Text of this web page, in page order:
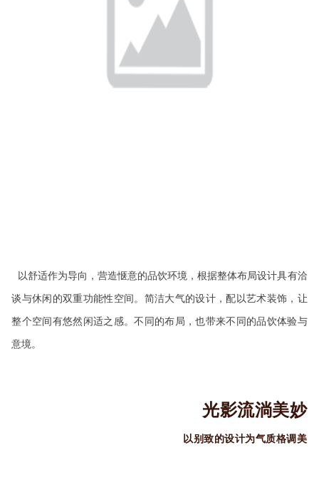
以舒适作为导向，营造惬意的品饮环境，根据整体布局设计具有洽
谈与休闲的双重功能性空间。简洁大气的设计，配以艺术装饰，让
整个空间有悠然闲适之感。不同的布局，也带来不同的品饮体验与
意境。
光影流淌美妙
以别致的设计为气质格调美